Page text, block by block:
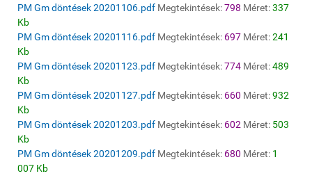
PM Gm döntések 20201106.pdf Megtekintések:798 Méret:337
Kb
PM Gm döntések 20201116.pdf Megtekintések: 697 Méret:241
Kb
PM Gm döntések 20201123.pdf Megtekintések:774 Méret:489
Kb
PM Gm döntések 20201127.pdf Megtekintések: 660 Méret:932
Kb
PM Gm döntések 20201203.pdf Megtekintések: 602 Méret: 503
Kb
PM Gm döntések 20201209.pdf Megtekintések: 680 Méret: 1
007 Kb